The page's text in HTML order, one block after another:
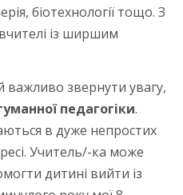
біотехнології тощо. З
із ширшим
важливо звернути увагу,
педагогіки.
в дуже непростих
Учитель/-ка може
дитині вийти із